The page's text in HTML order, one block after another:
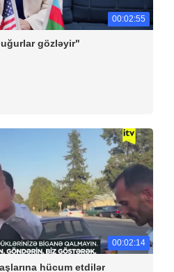
00:02:55
gözləyir"
00:02:14
hücum etdilər